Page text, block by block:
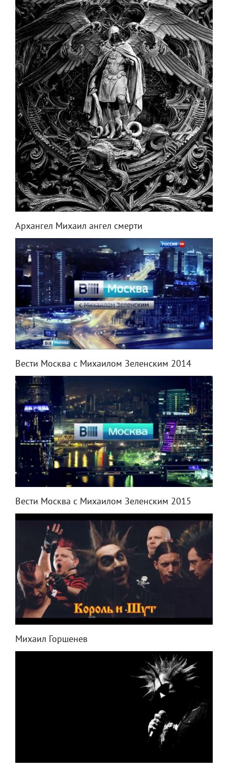
Архангел Михаил ангел смерти
Вести Москва с Михаилом Зеленским 2014
Вести Москва с Михаилом Зеленским 2015
Михаил Горшенев